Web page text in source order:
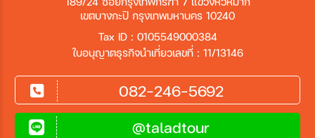
เขตบางกะปิ กรุงเทพมหานคร 10240
Tax ID : 0105549000384
ใบอนุญาตธุรกิจนำเที่ยวเลขที่ : 11/13146
082-246-5692
@taladtour